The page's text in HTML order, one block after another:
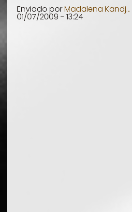
Enviado porMadalena Kandj…
01/07/2009 - 13:24